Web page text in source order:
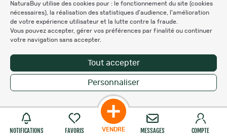
NaturaBuy utilise des cookies pour : le fonctionnement du site (cookies
nécessaires), la réalisation des statistiques d'audience, l'amélioration
de votre expérience utilisateur et la lutte contre la fraude.
Vous pouvez accepter, gérer vos préférences par finalité ou continuer
votre navigation sans accepter.
Tout accepter
Personnaliser
NOTIFICATIONS FAVORIS VENDRE MESSAGES COMPTE
des données personnelles
Personnalisation des cookies
Recevez nos newsletters
Copyright © 2007-2026 NaturaBuy. Tous droits réservés. N°CNIL: 1239459.
Les marques commerciales mentionnées appartiennent à leurs propriétaires
respectifs in 0.059 s
Suggestions de recherche
Site NaturaBuy classique